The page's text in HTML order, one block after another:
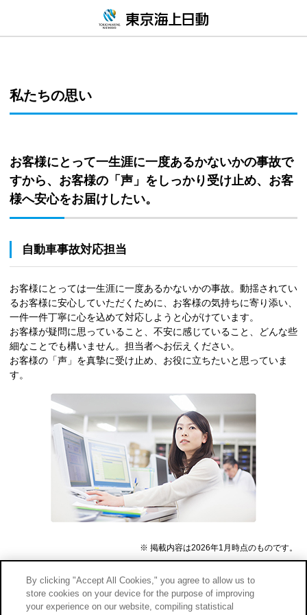
私たちの思い
お客様にとって一生涯に一度あるかないかの事故で
すから、お客様の「声」をしっかり受け止め、お客
様へ安心をお届けしたい。
自動車事故対応担当
お客様にとっては一生涯に一度あるかないかの事故。動揺されてい
るお客様に安心していただくために、お客様の気持ちに寄り添い、
一件一件丁寧に心を込めて対応しようと心がけています。
お客様が疑問に思っていること、不安に感じていること、どんな些
細なことでも構いません。担当者へお伝えください。
お客様の「声」を真摯に受け止め、お役に立ちたいと思っていま
す。
※ 掲載内容は2026年1月時点のものです。
「自分の家族だったらどうするか？」を心に。
By clicking "Accept All Cookies," you agree to allow us to
store cookies on your device for the purpose of improving
your experience on our website, compiling statistical